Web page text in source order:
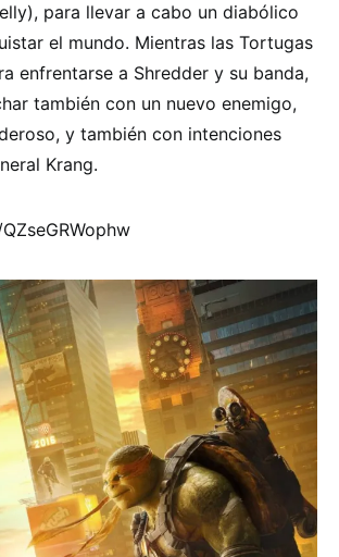
para llevar a cabo un diabólico
el mundo. Mientras las Tortugas
enfrentarse a Shredder y su banda,
también con un nuevo enemigo,
y también con intenciones
Krang.